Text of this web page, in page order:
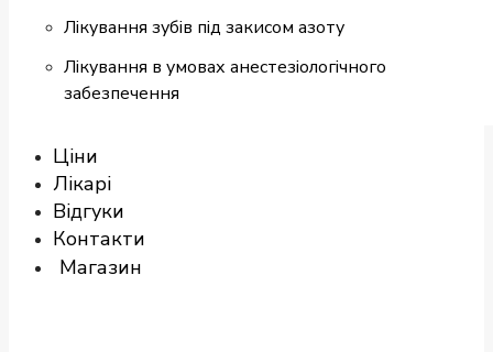
Лікування зубів під закисом азоту
Лікування в умовах анестезіологічного
забезпечення
Ціни
Лікарі
Відгуки
Контакти
Магазин